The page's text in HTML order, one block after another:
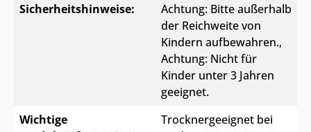
Sicherheitshinweise:
Achtung: Bitte außerhalb
der Reichweite von
Kindern aufbewahren.,
Achtung: Nicht für
Kinder unter 3 Jahren
geeignet.
Wichtige
Trocknergeeignet bei